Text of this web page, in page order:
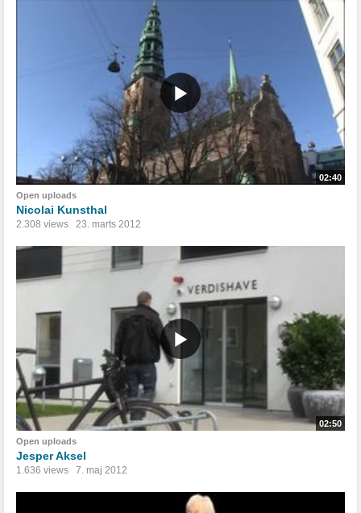
02:40
Open uploads
Nicolai Kunsthal
2.308 views 23. marts 2012
02:50
Open uploads
Jesper Aksel
1.636 views 7. maj 2012